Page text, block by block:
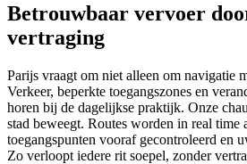
Betrouwbaar vervoer
vertraging
Parijs vraagt om niet alleen om navigatie
Verkeer, beperkte toegangszones en
horen bij de dagelijkse praktijk. Onze
stad beweegt. Routes worden in real time
toegangspunten vooraf gecontroleerd en
Zo verloopt iedere rit soepel, zonder